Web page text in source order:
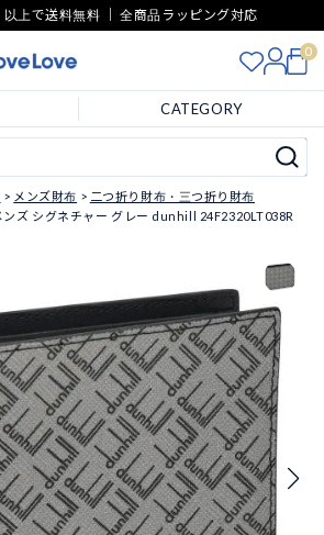
上で送料無料 ｜ 全商品ラッピング対応
0
CATEGORY
メンズ財布
二つ折り財布・三つ折り財布
ンズ シグネチャー グレー dunhill 24F2320LT038R